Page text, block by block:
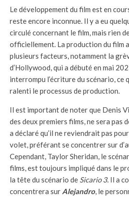
Le développement du film est en
reste encore inconnue. Il y a eu
circulé concernant le film, mais rien
officiellement. La production du film
plusieurs facteurs, notamment la
d’Hollywood, qui a débuté en mai
interrompu l’écriture du scénario, ce
ralenti le processus de production.
Il est important de noter que Denis
des deux premiers films, ne sera pas
a déclaré qu’il ne reviendrait pas
volet, préférant se concentrer sur
Cependant, Taylor Sheridan, le
films, est toujours impliqué dans le
la tête du scénario de Sicario 3. Il a
concentrera sur Alejandro, le